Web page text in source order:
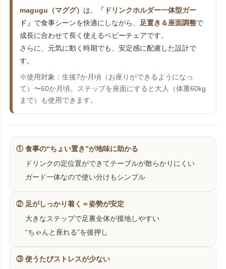
magugu（マググ） は、
「ドリンクホルダー一体型ガー
ド」 で食事シーンを快適にしながら、 足置き＆座面調整で
成長に合わせて長く使えるベビーチェアです。
さらに、元気に動く時期でも、安定感に配慮した設計で
す。
※使用対象：生後7か月頃（お座りができるようになっ
て）〜60か月頃。ステップを座面にすると大人（体重60kg
まで）も使用できます。
① 食事の“ちょい置き”が地味に助かる
ドリンクの定位置ができてテーブルが散らかりにくい
ガード一体なので使い分けもシンプル
② 足がしっかり着く＝姿勢が安定
大きなステップで足裏全体が接地しやすい
“ちゃんと座れる”を後押し
③ 使うたびストレスが少ない